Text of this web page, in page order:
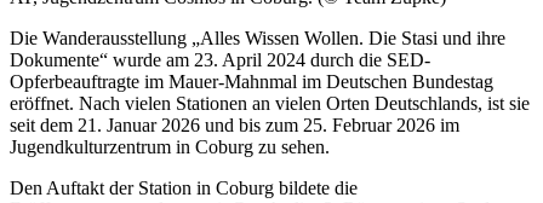
Die Wanderausstellung „Alles Wissen Wollen. Die Stasi und ihre
Dokumente“ wurde am 23. April 2024 durch die SED-
Opferbeauftragte im Mauer-Mahnmal im Deutschen Bundestag
eröffnet. Nach vielen Stationen an vielen Orten Deutschlands, ist sie
seit dem 21. Januar 2026 und bis zum 25. Februar 2026 im
Jugendkulturzentrum in Coburg zu sehen.
Den Auftakt der Station in Coburg bildete die